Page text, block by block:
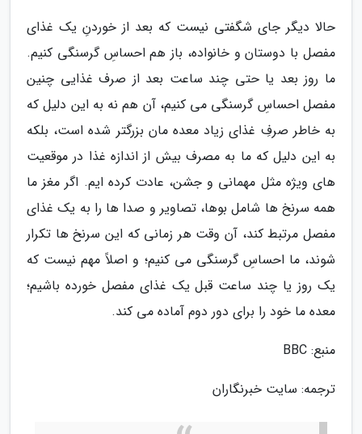
حالا دیگر جای شگفتی نیست که بعد از خوردنِ یک غذای
مفصل با دوستان و خانواده، باز هم احساسِ گرسنگی کنیم.
ما روز بعد یا حتی چند ساعت بعد از صرف غذایی چنین
مفصل احساسِ گرسنگی می کنیم، آن هم نه به این دلیل که
به خاطر صرفِ غذای زیاد معده مان بزرگتر شده است، بلکه
به این دلیل که ما به مصرف بیش از اندازه غذا در موقعیت
های ویژه مثل مهمانی و جشن، عادت کرده ایم. اگر مغز ما
همه سرنخ ها شامل بوها، تصاویر و صدا ها را به یک غذای
مفصل مرتبط کند، آن وقت هر زمانی که این سرنخ ها تکرار
شوند، ما احساسِ گرسنگی می کنیم؛ و اصلاً مهم نیست که
یک روز یا چند ساعت قبل یک غذای مفصل خورده باشیم؛
معده ما خود را برای دور دوم آماده می کند.
منبع: BBC
ترجمه: سایت خبرنگاران